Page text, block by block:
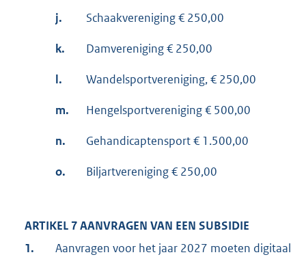
j. Schaakvereniging € 250,00
k. Damvereniging € 250,00
l. Wandelsportvereniging, € 250,00
m. Hengelsportvereniging € 500,00
n. Gehandicaptensport € 1.500,00
o. Biljartvereniging € 250,00
ARTIKEL 7 AANVRAGEN VAN EEN SUBSIDIE
1.
Aanvragen voor het jaar 2027 moeten digitaal